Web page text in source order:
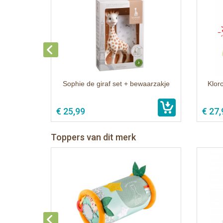
Sophie de giraf set + bewaarzakje
€ 25,99 €
Toppers van dit merk